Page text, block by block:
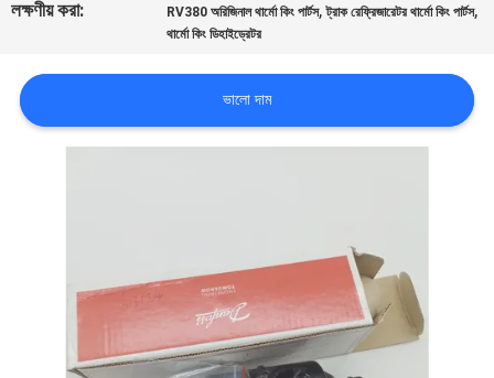
সাথে
যোগাযোগ
লক্ষণীয় করা:
RV380 অরিজিনাল থার্মো কিং পার্টস,ট্রাক রেফ্রিজারেটর থার্মো কিং পার্টস,
থার্মো কিং ডিহাইড্রেটর
ভালো দাম